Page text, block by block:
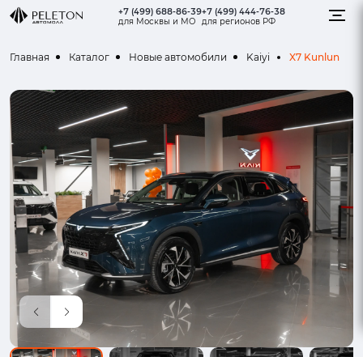
+7 (499) 688-86-39
для Москвы и МО
+7 (499) 444-76-38
для регионов РФ
Главная Каталог Новые автомобили Kaiyi X7 Kunlun